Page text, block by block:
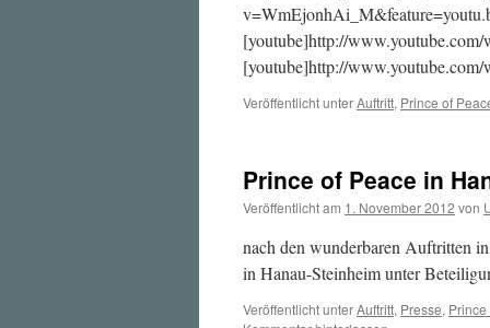
[youtube]http://
[youtube]http://
Veröffentlicht unterAuftritt, Prince of
Prince of Peace in
Veröffentlicht am 1. November 2012 von
nach den wunderbaren Auftritten
in Hanau-Steinheim unter
Veröffentlicht unterAuftritt, Presse, Prince